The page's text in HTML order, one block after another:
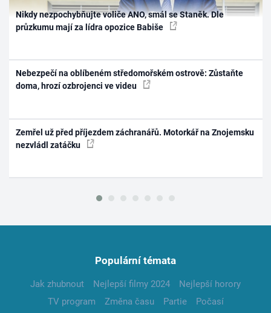
Nikdy nezpochybňujte voliče ANO, smál se Staněk. Dle
průzkumu mají za lídra opozice Babiše
Nebezpečí na oblíbeném středomořském ostrově: Zůstaňte
doma, hrozí ozbrojenci ve videu
Zemřel už před příjezdem záchranářů. Motorkář na Znojemsku
nezvládl zatáčku
Populární témata
Jak zhubnout Nejlepší filmy 2024
Nejlepší horory
TV program
Změna času Partie
Počasí